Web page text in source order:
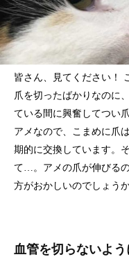
皆さん、見てください！
爪を切ったばかりなのに
ている間に興奮してつい
アメなので、こまめに爪
期的に交換しています。
て…。アメの爪が伸びる
方がおかしいのでしょうか
血管を切らないよ